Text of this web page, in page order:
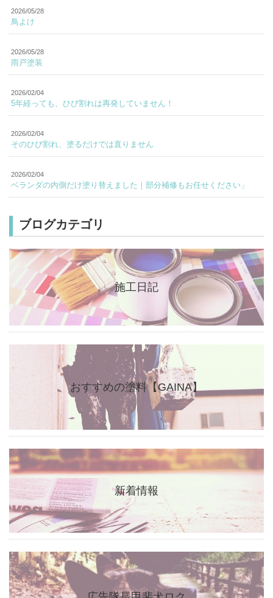
2026/05/28
鳥よけ
2026/05/28
雨戸塗装
2026/02/04
5年経っても、ひび割れは再発していません！
2026/02/04
そのひび割れ、塗るだけでは直りません
2026/02/04
ベランダの内側だけ塗り替えました｜部分補修もお任せください」
ブログカテゴリ
施工日記
おすすめの塗料【GAINA】
新着情報